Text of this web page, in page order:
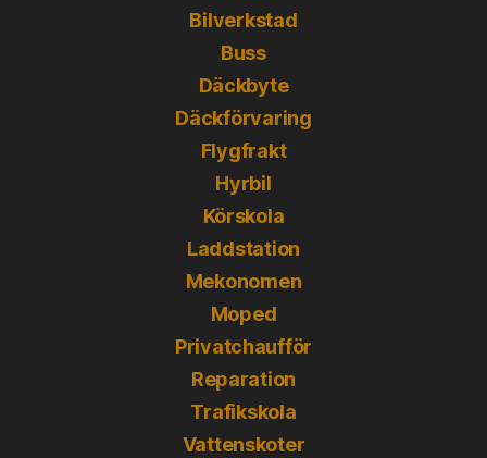
Bilverkstad
Buss
Däckbyte
Däckförvaring
Flygfrakt
Hyrbil
Körskola
Laddstation
Mekonomen
Moped
Privatchaufför
Reparation
Trafikskola
Vattenskoter